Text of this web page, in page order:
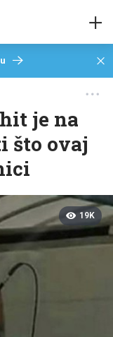
je na
što ovaj
19K